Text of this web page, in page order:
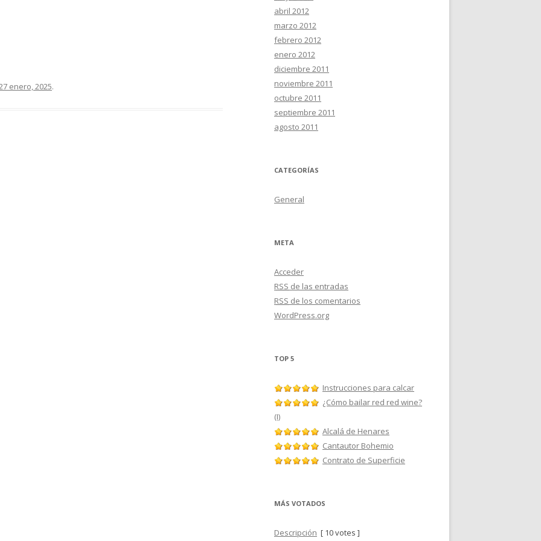
enero, 2025.
abril 2012
marzo 2012
febrero 2012
enero 2012
diciembre 2011
noviembre 2011
octubre 2011
septiembre 2011
agosto 2011
CATEGORÍAS
General
META
Acceder
RSS de las entradas
RSS de los comentarios
WordPress.org
TOP 5
Instrucciones para calcar
¿Cómo bailar red red wine?
(I)
Alcalá de Henares
Cantautor Bohemio
Contrato de Superficie
MÁS VOTADOS
Descripción [ 10 votes ]